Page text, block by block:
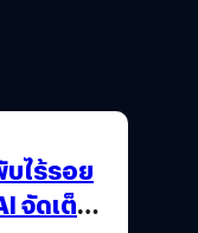
บไร้รอย
จัดเต็ม